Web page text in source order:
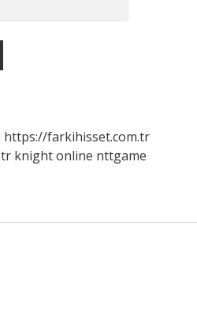
https://farkihisset.com.tr
knight online nttgame